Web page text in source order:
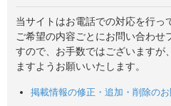
当サイトはお電話での対応を行っ
ご希望の内容ごとにお問い合わせ
すので、お手数ではございますが
ますようお願いいたします。
掲載情報の修正・追加・削除の